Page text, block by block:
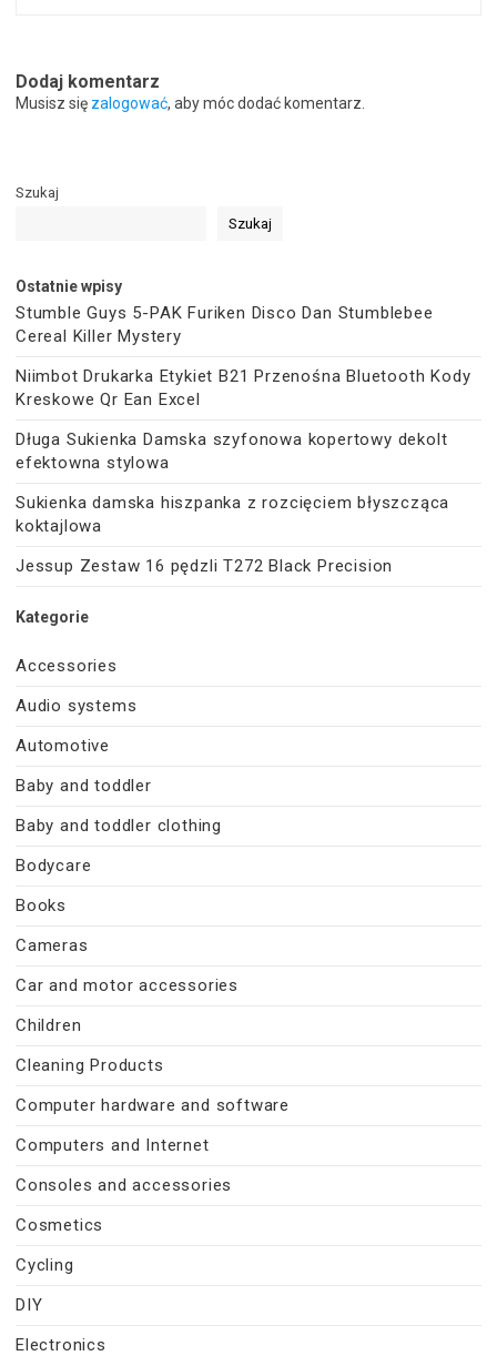
Dodaj komentarz
Musisz się zalogować, aby móc dodać komentarz.
Szukaj
Szukaj
Ostatnie wpisy
Stumble Guys 5-PAK Furiken Disco Dan Stumblebee
Cereal Killer Mystery
Niimbot Drukarka Etykiet B21 Przenośna Bluetooth Kody
Kreskowe Qr Ean Excel
Długa Sukienka Damska szyfonowa kopertowy dekolt
efektowna stylowa
Sukienka damska hiszpanka z rozcięciem błyszcząca
koktajlowa
Jessup Zestaw 16 pędzli T272 Black Precision
Kategorie
Accessories
Audio systems
Automotive
Baby and toddler
Baby and toddler clothing
Bodycare
Books
Cameras
Car and motor accessories
Children
Cleaning Products
Computer hardware and software
Computers and Internet
Consoles and accessories
Cosmetics
Cycling
DIY
Electronics